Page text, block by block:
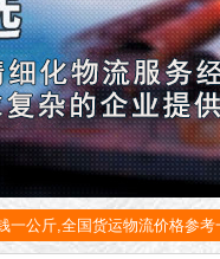
一公斤,全国货运物流价格参